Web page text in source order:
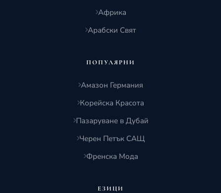
Африка
Арабски Свят
ПОПУЛЯРНИ
Амазон Германия
Корейска Красота
Пазаруване в Дубай
Черен Петък САЩ
Френска Мода
ЕЗИЦИ